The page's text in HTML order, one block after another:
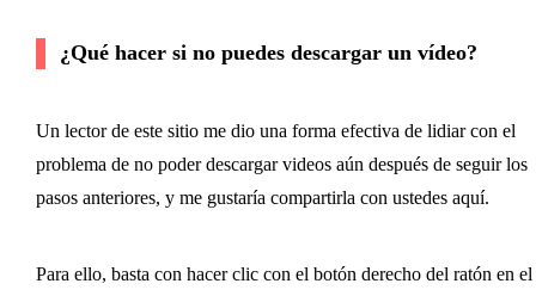
¿Qué hacer si no puedes descargar un vídeo?
Un lector de este sitio me dio una forma efectiva de lidiar con el
problema de no poder descargar videos aún después de seguir los
pasos anteriores, y me gustaría compartirla con ustedes aquí.
Para ello, basta con hacer clic con el botón derecho del ratón en el